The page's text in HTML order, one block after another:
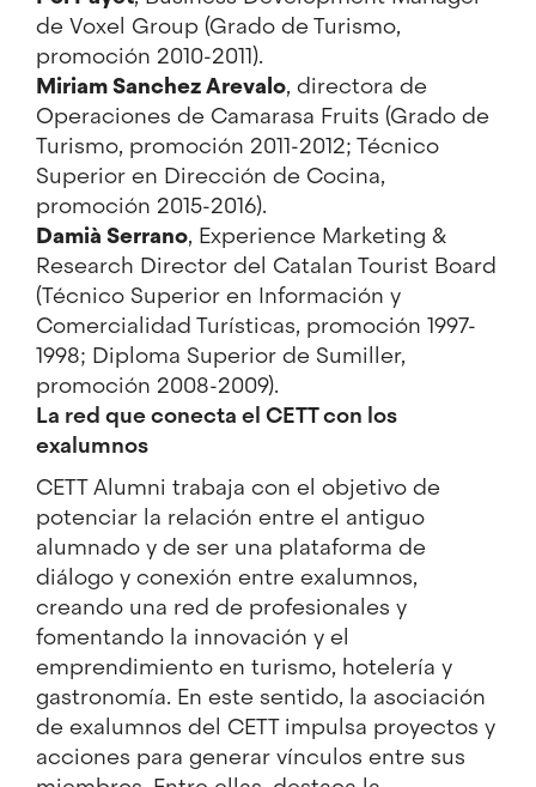
de Voxel Group (Grado de Turismo,
promoción 2010-2011).
Miriam Sanchez Arevalo, directora de
Operaciones de Camarasa Fruits (Grado de
Turismo, promoción 2011-2012; Técnico
Superior en Dirección de Cocina,
promoción 2015-2016).
Damià Serrano, Experience Marketing &
Research Director del Catalan Tourist Board
(Técnico Superior en Información y
Comercialidad Turísticas, promoción 1997-
1998; Diploma Superior de Sumiller,
promoción 2008-2009).
La red que conecta el CETT con los
exalumnos
CETT Alumni trabaja con el objetivo de
potenciar la relación entre el antiguo
alumnado y de ser una plataforma de
diálogo y conexión entre exalumnos,
creando una red de profesionales y
fomentando la innovación y el
emprendimiento en turismo, hotelería y
gastronomía. En este sentido, la asociación
de exalumnos del CETT impulsa proyectos y
acciones para generar vínculos entre sus